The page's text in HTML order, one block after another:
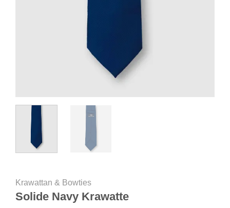
Krawattan & Bowties
Solide Navy Krawatte